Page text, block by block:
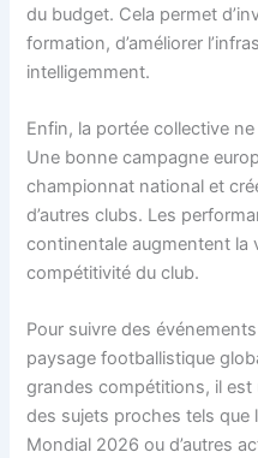
du budget. Cela permet
formation, d’améliorer
intelligemment.
Enfin, la portée collective
Une bonne campagne
championnat national et
d’autres clubs. Les
continentale augmentent la
compétitivité du club.
Pour suivre des
paysage footballistique
grandes compétitions, il est
des sujets proches tels
Mondial 2026 ou d’autres